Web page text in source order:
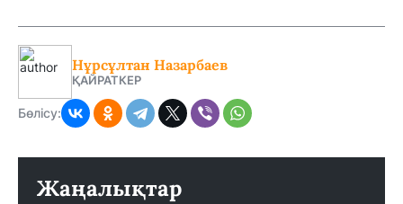
Нұрсұлтан Назарбаев
ҚАЙРАТКЕР
Бөлісу:
Жаңалықтар